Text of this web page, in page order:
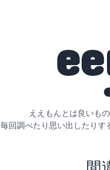
ええもんとは良いも
毎回調べたり思い出したりす